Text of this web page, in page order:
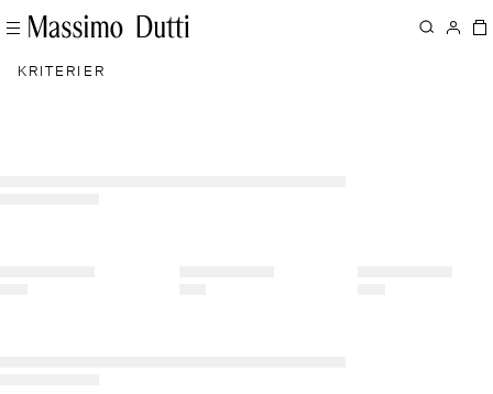
KRITERIER